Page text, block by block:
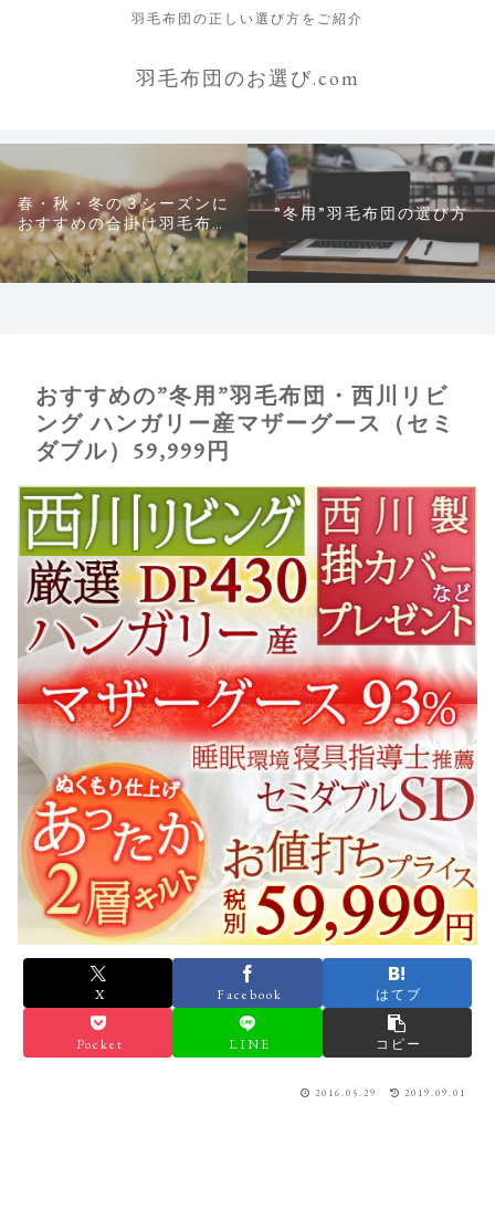
羽毛布団の正しい選び方をご紹介
羽毛布団のお選び.com
春・秋・冬の３シーズンに
おすすめの合掛け羽毛布団
について
”冬用”羽毛布団の選び方
おすすめの”冬用”羽毛布団・西川リビ
ング ハンガリー産マザーグース（セミ
ダブル）59,999円
X Facebook はてブ
Pocket LINE コピー
2016.05.29 2019.09.01